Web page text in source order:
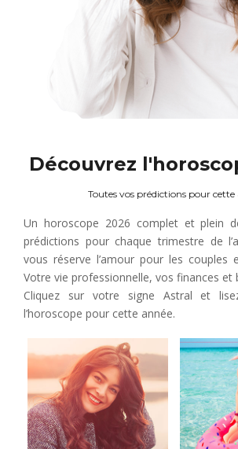
Découvrez
Toutes vos prédictions pour cette
Un horoscope 2026 complet et plein
prédictions pour chaque trimestre de
vous réserve l’amour pour les couples
Votre vie professionnelle, vos finances et
Cliquez sur votre signe Astral et
l’horoscope pour cette année.